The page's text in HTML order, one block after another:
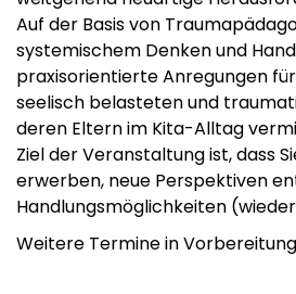
Auf der Basis von
systemischem Denken und
praxisorientierte Anregungen
seelisch belasteten und
deren Eltern im Kita-Alltag
Ziel der Veranstaltung ist, dass
erwerben, neue Perspektiven
Handlungsmöglichkeiten
Weitere Termine in Vorbereitung